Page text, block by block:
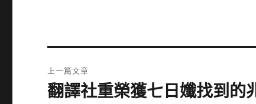
章
上一篇文章
上
翻譯社重榮獲七日孅找到的